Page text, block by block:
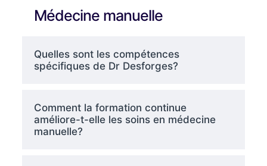
Médecine manuelle
Quelles sont les compétences
spécifiques de Dr Desforges?
Comment la formation continue
améliore-t-elle les soins en médecine
manuelle?